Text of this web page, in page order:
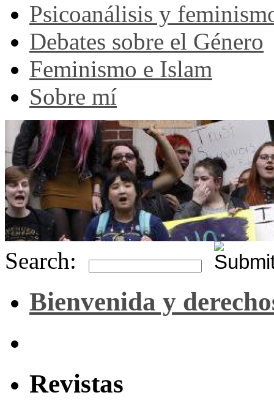
Psicoanálisis y
Debates sobre el Género
Feminismo e Islam
Sobre mí
Search:
Bienvenida y
Revistas